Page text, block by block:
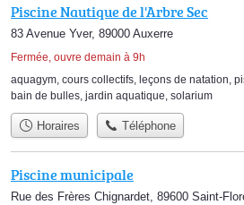
Piscine Nautique de l'Arbre Sec
83 Avenue Yver, 89000 Auxerre
Fermée, ouvre demain à 9h
aquagym cours collectifs leçons de natation
bain de bulles jardin aquatique solarium
Horaires Téléphone
Piscine municipale
Rue des Frères Chignardet, 89600 Saint-